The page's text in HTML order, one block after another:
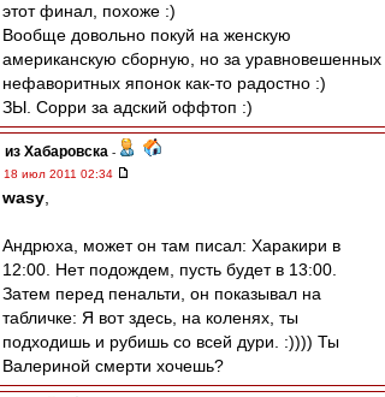
этот финал, похоже :)
Вообще довольно покуй на женскую
американскую сборную, но за уравновешенных
нефаворитных японок как-то радостно :)
ЗЫ. Сорри за адский оффтоп :)
из Хабаровска -
18 июл 2011 02:34
wasy
Андрюха, может он там писал: Харакири в
12:00. Нет подождем, пусть будет в 13:00.
Затем перед пенальти, он показывал на
табличке: Я вот здесь, на коленях, ты
подходишь и рубишь со всей дури. :)))) Ты
Валериной смерти хочешь?